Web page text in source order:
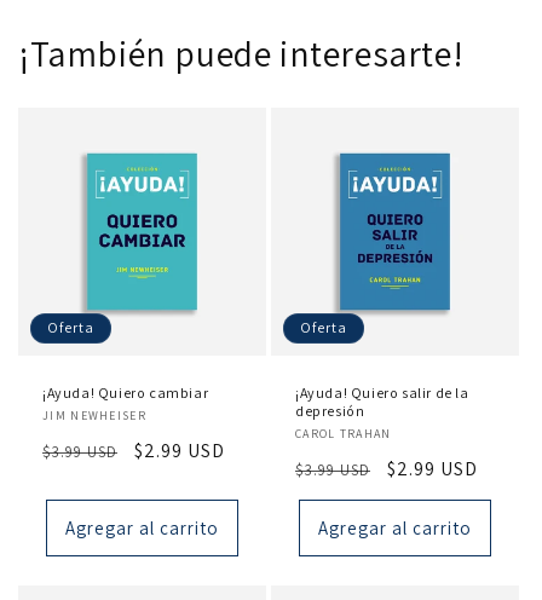
¡También puede interesarte!
Oferta
¡Ayuda! Quiero cambiar
Proveedor:
JIM NEWHEISER
Precio
$3.99 USD
Precio
oferta
$2.99 USD
Agregar al carrito
Oferta
¡Ayuda! Quiero salir de la
depresión
Proveedor:
CAROL TRAHAN
Precio
habitual
$3.99 USD
Precio
de
oferta
$2.99 USD
Agregar al carrito